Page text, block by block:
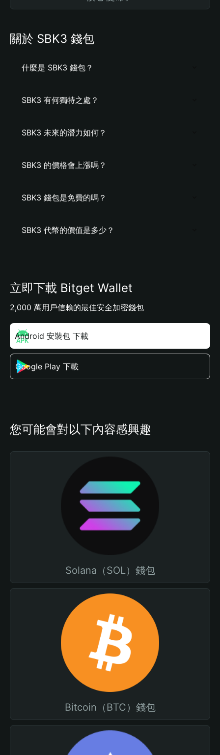
關於 SBK3 錢包
什麼是 SBK3 錢包？
SBK3 有何獨特之處？
SBK3 未來的潛力如何？
SBK3 的價格會上漲嗎？
SBK3 錢包是免費的嗎？
SBK3 代幣的價值是多少？
立即下載 Bitget Wallet
2,000 萬用戶信賴的最佳安全加密錢包
Android 安裝包 下載
Google Play 下載
您可能會對以下內容感興趣
Solana（SOL）錢包
Bitcoin（BTC）錢包